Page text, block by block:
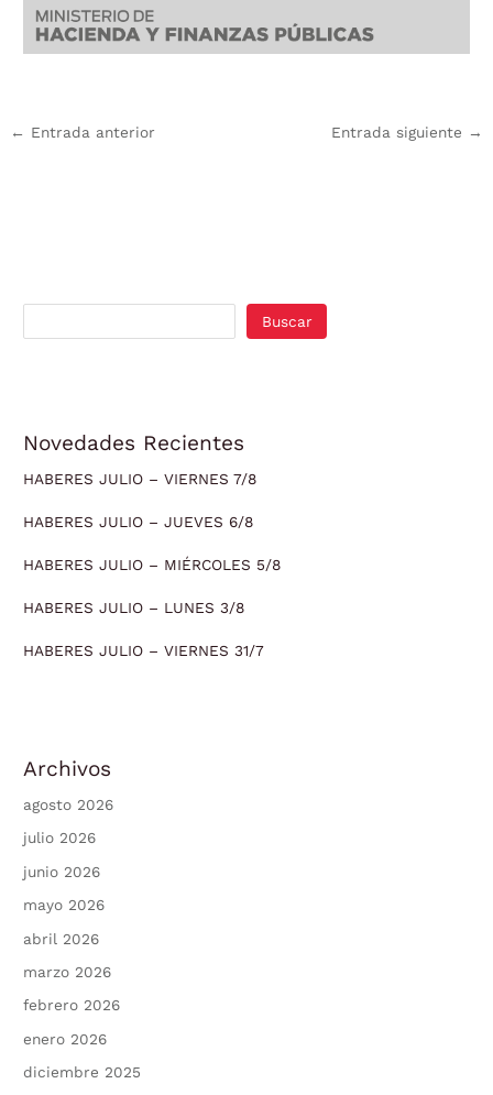
← Entrada anterior Entrada siguiente →
Buscar
Novedades Recientes
HABERES JULIO – VIERNES 7/8
HABERES JULIO – JUEVES 6/8
HABERES JULIO – MIÉRCOLES 5/8
HABERES JULIO – LUNES 3/8
HABERES JULIO – VIERNES 31/7
Archivos
agosto 2026
julio 2026
junio 2026
mayo 2026
abril 2026
marzo 2026
febrero 2026
enero 2026
diciembre 2025